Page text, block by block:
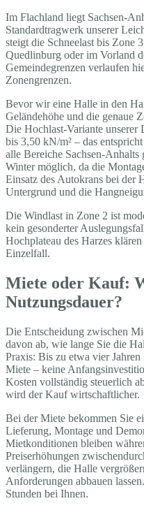
Im Flachland liegt Sachsen-
Standardtragwerk unserer
steigt die Schneelast bis Zone
Quedlinburg oder im Vorland
Gemeindegrenzen verlaufen
Zonengrenzen.
Bevor wir eine Halle in den
Geländehöhe und die genaue
Die Hochlast-Variante unserer
bis 3,50 kN/m² – das
alle Bereiche Sachsen-
Winter möglich, da die
Einsatz des Autokrans bei der
Untergrund und die
Die Windlast in Zone 2 ist
kein gesonderter
Hochplateau des Harzes
Einzelfall.
Miete oder Kauf:
Nutzungsdauer?
Die Entscheidung zwischen
davon ab, wie lange Sie die
Praxis: Bis zu etwa vier
Miete – keine
Kosten vollständig steuerlich
wird der Kauf wirtschaftlicher.
Bei der Miete bekommen Sie
Lieferung, Montage und
Mietkonditionen bleiben
Preiserhöhungen
verlängern, die Halle
Anforderungen abbauen
Stunden bei Ihnen.